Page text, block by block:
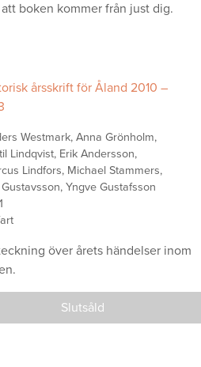
boken kommer från just dig.
årsskrift för Åland 2010 –
Westmark, Anna Grönholm,
Lindqvist, Erik Andersson,
Lindfors, Michael Stammers,
Gustavsson, Yngve Gustafsson
över årets händelser inom
Slutsåld